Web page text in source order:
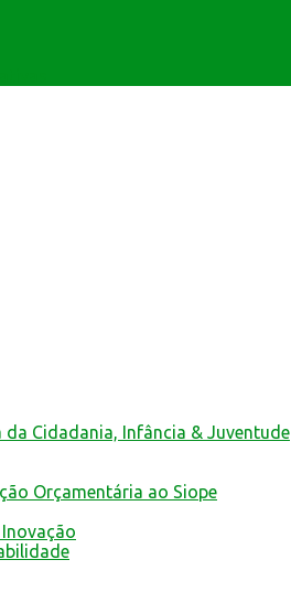
Cidadania, Infância & Juventude
Orçamentária ao Siope